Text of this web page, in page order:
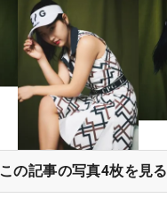
この記事の写真4枚を見る